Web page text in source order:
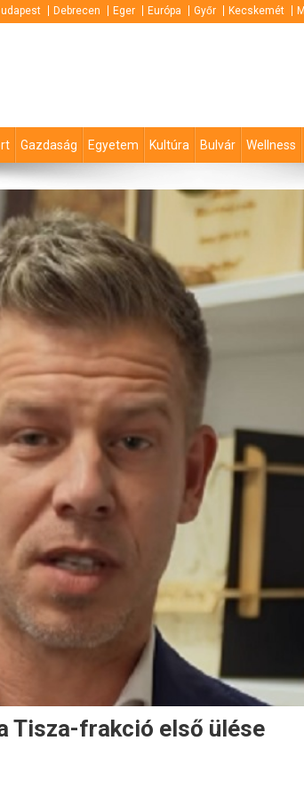
Debrecen Eger Európa Győr Kecskemét
Gazdaság Egyetem Kultúra Bulvár Wellness
Tisza-frakció első ülése